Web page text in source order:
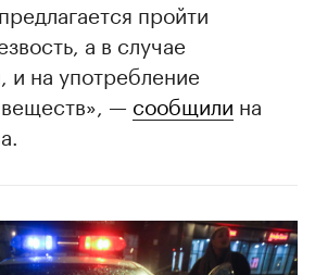
/ 00:00
пройти
а в случае
и на употребление
— сообщили на